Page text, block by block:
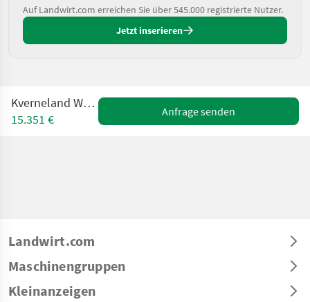
Auf Landwirt.com erreichen Sie über 545.000 registrierte Nutzer.
Jetzt inserieren
Kverneland WP 902– 330
15.351 €
Anfrage senden
Landwirt.com
Maschinengruppen
Kleinanzeigen